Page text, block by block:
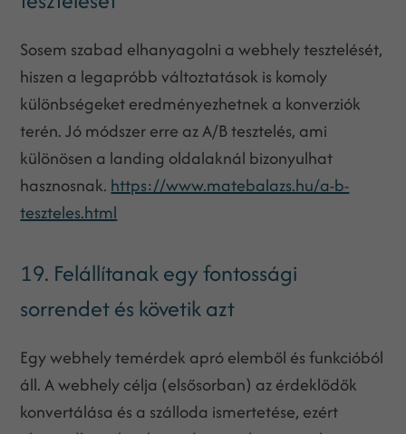
Sosem szabad elhanyagolni a webhely tesztelését,
hiszen a legapróbb változtatások is komoly
különbségeket eredményezhetnek a konverziók
terén. Jó módszer erre az A/B tesztelés, ami
különösen a landing oldalaknál bizonyulhat
hasznosnak. https://www.matebalazs.hu/a-b-
teszteles.html
19. Felállítanak egy fontossági
sorrendet és követik azt
Egy webhely temérdek apró elemből és funkcióból
áll. A webhely célja (elsősorban) az érdeklődők
konvertálása és a szálloda ismertetése, ezért